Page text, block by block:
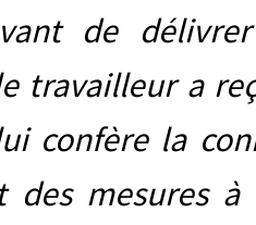
de
travailleur a
confère la
des mesures